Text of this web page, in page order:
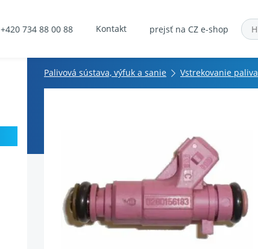
+420 734 88 00 88 Kontakt prejsť na CZ e-shop
Palivová sústava, výfuk a sanie Vstrekovanie paliva